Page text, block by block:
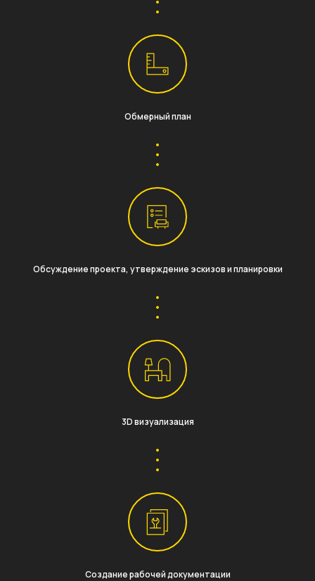
Обмерный план
Обсуждение проекта, утверждение эскизов и планировки
3D визуализация
Создание рабочей документации